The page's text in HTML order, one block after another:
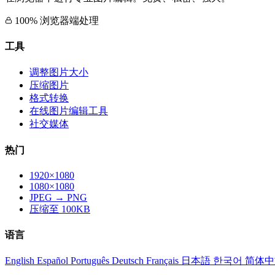
100% 浏览器端处理
工具
调整图片大小
压缩图片
格式转换
在线图片编辑工具
社交媒体
热门
1920×1080
1080×1080
JPEG → PNG
压缩至 100KB
语言
English Español Português Deutsch Français 日本語 한국어 简体